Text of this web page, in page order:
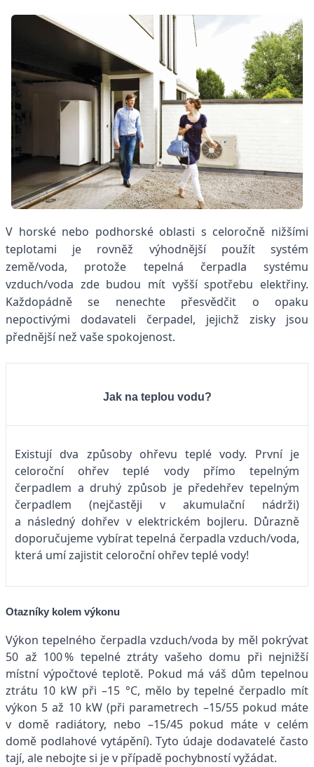
V horské nebo podhorské oblasti s celoročně nižšími
teplotami je rovněž výhodnější použít systém
země/voda, protože tepelná čerpadla systému
vzduch/voda zde budou mít vyšší spotřebu elektřiny.
Každopádně se nenechte přesvědčit o opaku
nepoctivými dodavateli čerpadel, jejichž zisky jsou
přednější než vaše spokojenost.
Jak na teplou vodu?
Existují dva způsoby ohřevu teplé vody. První je
celoroční ohřev teplé vody přímo tepelným
čerpadlem a druhý způsob je předehřev tepelným
čerpadlem (nejčastěji v akumulační nádrži)
a následný dohřev v elektrickém bojleru. Důrazně
doporučujeme vybírat tepelná čerpadla vzduch/voda,
která umí zajistit celoroční ohřev teplé vody!
Otazníky kolem výkonu
Výkon tepelného čerpadla vzduch/voda by měl pokrývat
50 až 100 % tepelné ztráty vašeho domu při nejnižší
místní výpočtové teplotě. Pokud má váš dům tepelnou
ztrátu 10 kW při –15 °C, mělo by tepelné čerpadlo mít
výkon 5 až 10 kW (při parametrech –15/55 pokud máte
v domě radiátory, nebo –15/45 pokud máte v celém
domě podlahové vytápění). Tyto údaje dodavatelé často
tají, ale nebojte si je v případě pochybností vyžádat.